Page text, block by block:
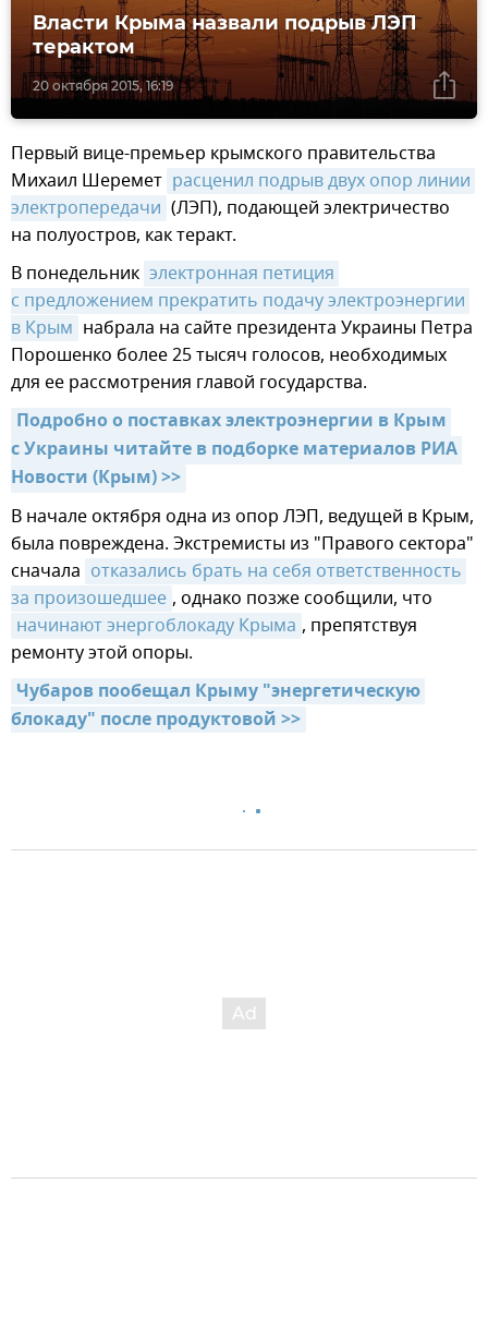
20 октября 2015, 16:19
Власти Крыма назвали подрыв ЛЭП
терактом
Первый вице-премьер крымского правительства
Михаил Шеремет расценил подрыв двух опор линии
электропередачи (ЛЭП), подающей электричество
на полуостров, как теракт.
В понедельник электронная петиция
с предложением прекратить подачу электроэнергии
в Крым набрала на сайте президента Украины Петра
Порошенко более 25 тысяч голосов, необходимых
для ее рассмотрения главой государства.
Подробно о поставках электроэнергии в Крым
с Украины читайте в подборке материалов РИА
Новости (Крым) >>
В начале октября одна из опор ЛЭП, ведущей в Крым,
была повреждена. Экстремисты из "Правого сектора"
сначала отказались брать на себя ответственность
за произошедшее , однако позже сообщили, что
начинают энергоблокаду Крыма , препятствуя
ремонту этой опоры.
Чубаров пообещал Крыму "энергетическую
блокаду" после продуктовой >>